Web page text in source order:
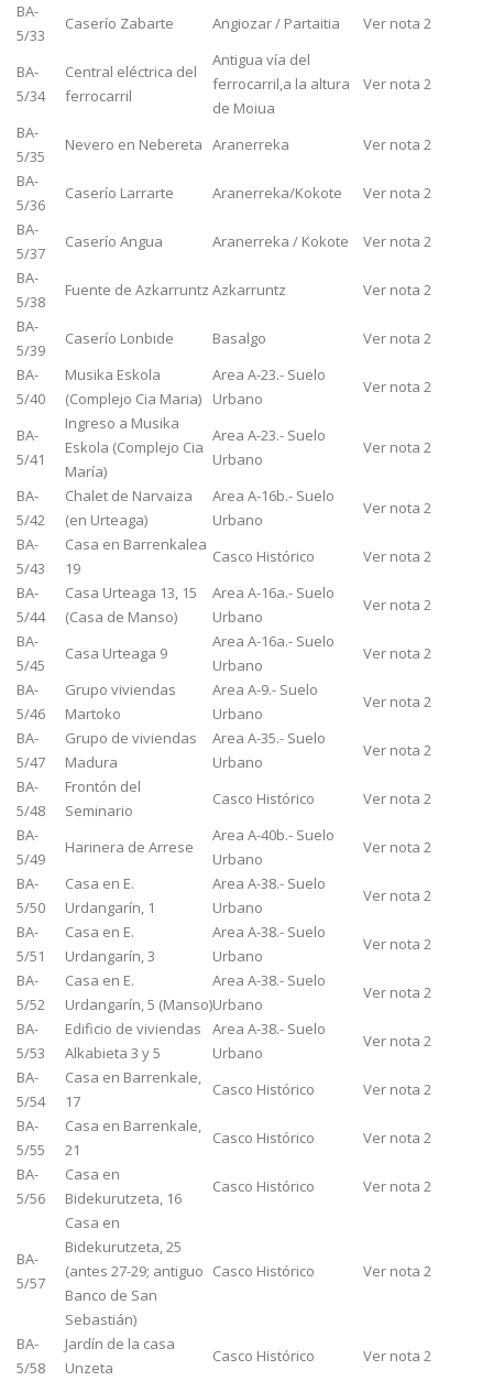
BA-
5/33
Caserío Zabarte Angiozar / Partaitia Ver nota 2
BA-
5/34
Central eléctrica del
ferrocarril
Antigua vía del
ferrocarril,a la altura
de Moiua
Ver nota 2
BA-
5/35
Nevero en Nebereta Aranerreka
Ver nota 2
BA-
5/36
Caserío Larrarte Aranerreka/Kokote
Ver nota 2
BA-
5/37
Caserío Angua Aranerreka / Kokote
Ver nota 2
BA-
5/38
Fuente de Azkarruntz Azkarruntz
Ver nota 2
BA-
5/39
Caserío Lonbide Basalgo
Ver nota 2
BA-
5/40
Musika Eskola
(Complejo Cia Maria)
Area A-23.- Suelo
Urbano
Ver nota 2
BA-
5/41
Ingreso a Musika
Eskola (Complejo Cia
María)
Area A-23.- Suelo
Urbano
Ver nota 2
BA-
5/42
Chalet de Narvaiza
(en Urteaga)
Area A-16b.- Suelo
Urbano
Ver nota 2
BA-
5/43
Casa en Barrenkalea
19
Casco Histórico
Ver nota 2
BA-
5/44
Casa Urteaga 13, 15
(Casa de Manso)
Area A-16a.- Suelo
Urbano
Ver nota 2
BA-
5/45
Casa Urteaga 9
Area A-16a.- Suelo
Urbano
Ver nota 2
BA-
5/46
Grupo viviendas
Martoko
Area A-9.- Suelo
Urbano
Ver nota 2
BA-
5/47
Grupo de viviendas
Madura
Area A-35.- Suelo
Urbano
Ver nota 2
BA-
5/48
Frontón del
Seminario
Casco Histórico
Ver nota 2
BA-
5/49
Harinera de Arrese
Area A-40b.- Suelo
Urbano
Ver nota 2
BA-
5/50
Casa en E.
Urdangarín, 1
Area A-38.- Suelo
Urbano
Ver nota 2
BA-
5/51
Casa en E.
Urdangarín, 3
Area A-38.- Suelo
Urbano
Ver nota 2
BA-
5/52
Casa en E.
Urdangarín, 5 (Manso)
Area A-38.- Suelo
Urbano
Ver nota 2
BA-
5/53
Edificio de viviendas
Alkabieta 3 y 5
Area A-38.- Suelo
Urbano
Ver nota 2
BA-
5/54
Casa en Barrenkale,
17
Casco Histórico
Ver nota 2
BA-
5/55
Casa en Barrenkale,
21
Casco Histórico
Ver nota 2
BA-
5/56
Casa en
Bidekurutzeta, 16
Casco Histórico Ver nota 2
BA-
5/57
Casa en
Bidekurutzeta, 25
(antes 27-29; antiguo
Banco de San
Sebastián)
Casco Histórico Ver nota 2
BA-
5/58
Jardín de la casa
Unzeta
Casco Histórico
Ver nota 2